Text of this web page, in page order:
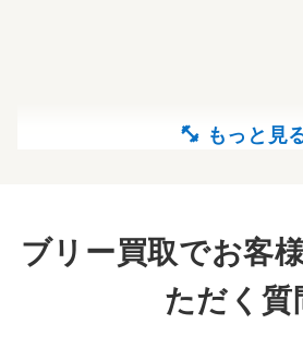
ブリー買取でお客
ただく質